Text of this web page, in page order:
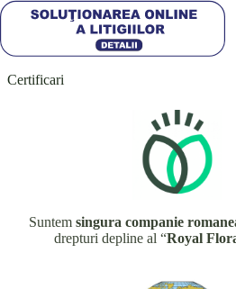
Certificari
Suntem singura companie
drepturi depline al “Royal